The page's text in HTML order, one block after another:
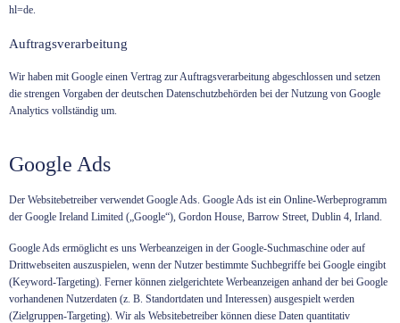
hl=de.
Auftragsverarbeitung
Wir haben mit Google einen Vertrag zur Auftragsverarbeitung abgeschlossen und setzen
die strengen Vorgaben der deutschen Datenschutzbehörden bei der Nutzung von Google
Analytics vollständig um.
Google Ads
Der Websitebetreiber verwendet Google Ads. Google Ads ist ein Online-Werbeprogramm
der Google Ireland Limited („Google“), Gordon House, Barrow Street, Dublin 4, Irland.
Google Ads ermöglicht es uns Werbeanzeigen in der Google-Suchmaschine oder auf
Drittwebseiten auszuspielen, wenn der Nutzer bestimmte Suchbegriffe bei Google eingibt
(Keyword-Targeting). Ferner können zielgerichtete Werbeanzeigen anhand der bei Google
vorhandenen Nutzerdaten (z. B. Standortdaten und Interessen) ausgespielt werden
(Zielgruppen-Targeting). Wir als Websitebetreiber können diese Daten quantitativ